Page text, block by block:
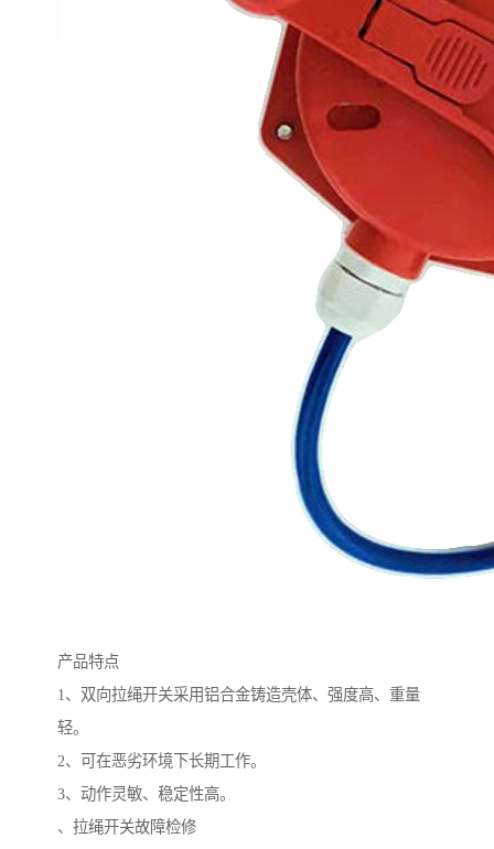
产品特点
1、双向拉绳开关采用铝合金铸造壳体、强度高、重量
轻。
2、可在恶劣环境下长期工作。
3、动作灵敏、稳定性高。
、拉绳开关故障检修